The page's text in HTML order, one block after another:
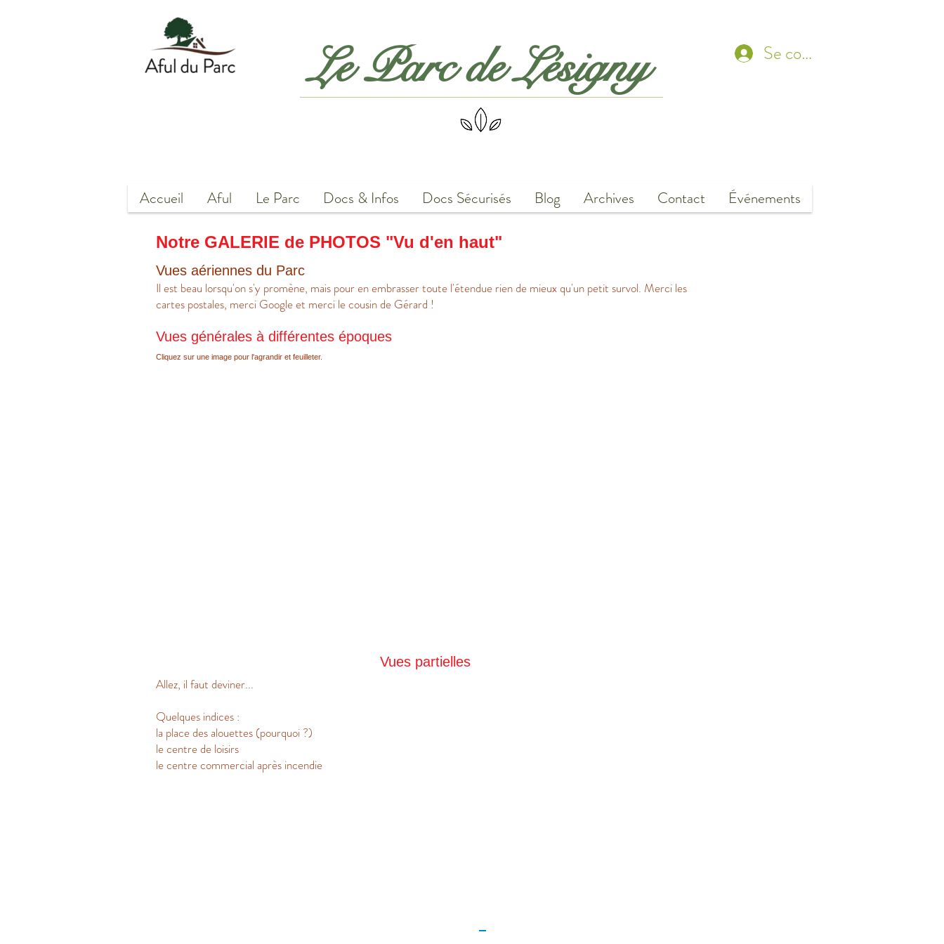
Le Parc de Lésigny Se connecter
Accueil Aful Le Parc Docs & Infos Docs Sécurisés Blog Archives Contact Événements
Notre GALERIE de PHOTOS "Vu d'en haut"
Vues aériennes du Parc
Il est beau lorsqu'on s'y promène, mais pour en embrasser toute l'étendue rien de mieux qu'un petit survol. Merci les
cartes postales, merci Google et merci le cousin de Gérard !
Cliquez sur une image pour l'agrandir et feuilleter.
Vues générales à différentes époques
Allez, il faut deviner...
Quelques indices :
la place des alouettes (pourquoi ?)
le centre de loisirs
le centre commercial après incendie
Vues partielles